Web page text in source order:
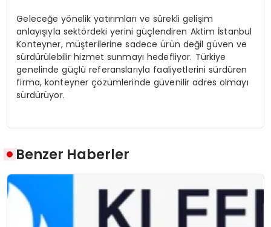
Geleceğe yönelik yatırımları ve sürekli gelişim
anlayışıyla sektördeki yerini güçlendiren Aktim İstanbul
Konteyner, müşterilerine sadece ürün değil güven ve
sürdürülebilir hizmet sunmayı hedefliyor. Türkiye
genelinde güçlü referanslarıyla faaliyetlerini sürdüren
firma, konteyner çözümlerinde güvenilir adres olmayı
sürdürüyor.
Benzer Haberler